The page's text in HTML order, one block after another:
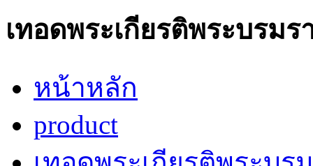
เทอดพระเกียรติพระบรม
หน้าหลัก
product